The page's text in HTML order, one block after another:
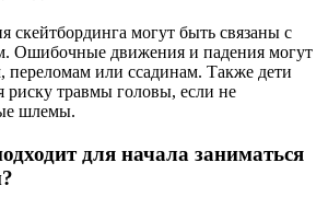
скейтбординга могут быть связаны с
Ошибочные движения и падения могут
переломам или ссадинам. Также дети
риску травмы головы, если не
шлемы.
для начала заниматься